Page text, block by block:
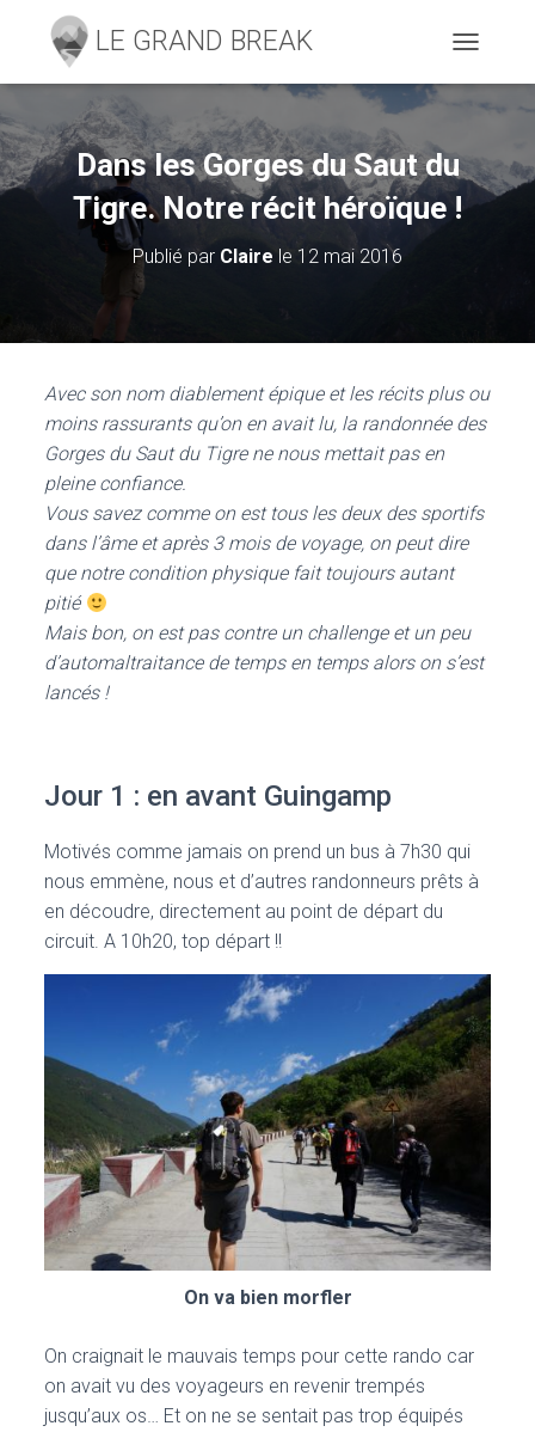
É
E
T
I
Dans les Gorges du Saut du
Tigre. Notre récit héroïque !
Publié par Claire le 12 mai 2016
Avec son nom diablement épique et les récits plus ou
moins rassurants qu’on en avait lu, la randonnée des
Gorges du Saut du Tigre ne nous mettait pas en
pleine confiance.
Vous savez comme on est tous les deux des sportifs
dans l’âme et après 3 mois de voyage, on peut dire
que notre condition physique fait toujours autant
pitié
Mais bon, on est pas contre un challenge et un peu
d’automaltraitance de temps en temps alors on s’est
lancés !
Jour 1 : en avant Guingamp
Motivés comme jamais on prend un bus à 7h30 qui
nous emmène, nous et d’autres randonneurs prêts à
en découdre, directement au point de départ du
circuit. A 10h20, top départ !!
On va bien morfler
On craignait le mauvais temps pour cette rando car
on avait vu des voyageurs en revenir trempés
jusqu’aux os… Et on ne se sentait pas trop équipés